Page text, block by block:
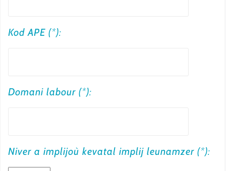
Kod APE (*):
Domani labour (*):
Niver a implijoù kevatal implij leunamzer (*):